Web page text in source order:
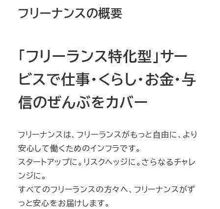
フリーナンスの概要
「フリーランス特化型」サー
ビスで仕事・くらし・お金・与
信のぜんぶをカバー
フリーナンスは、フリーランスがもっと自由に、より
安心して働くためのインフラです。
スタートアップに。リスクヘッジに。さらなるチャレ
ンジに。
すべてのフリーランスの方々へ、フリーナンスがず
っと安心をお届けします。